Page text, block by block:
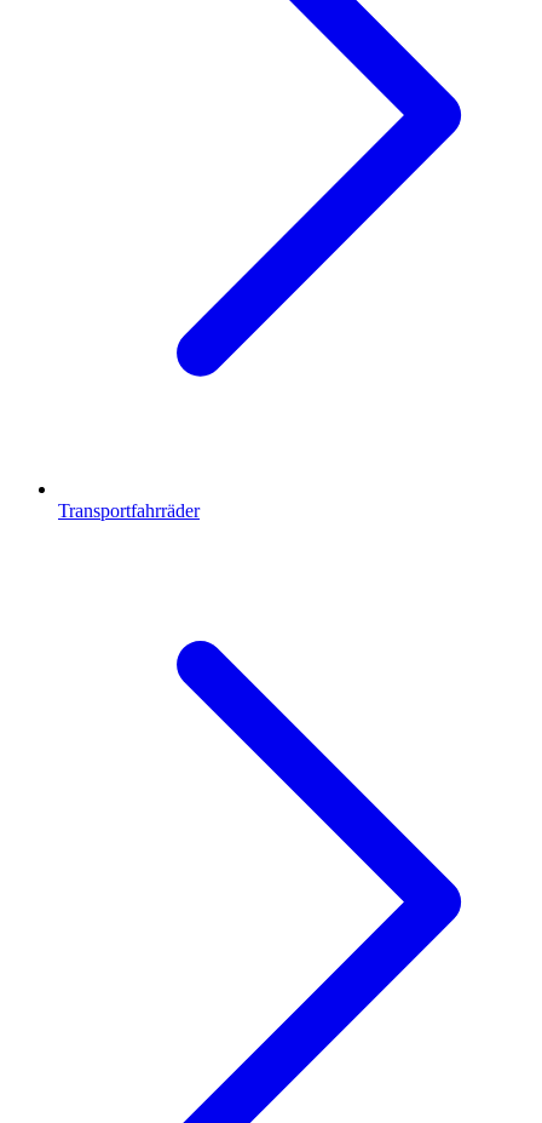
Transportfahrräder